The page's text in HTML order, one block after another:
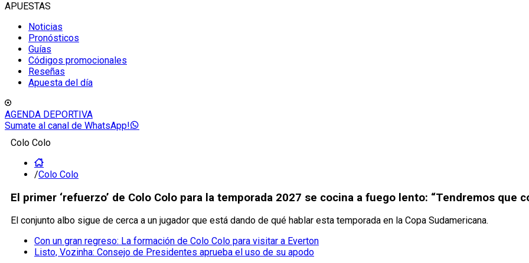
APUESTAS
Noticias
Pronósticos
Guías
Códigos promocionales
Reseñas
Apuesta del día
AGENDA DEPORTIVA
Sumate al canal de WhatsApp!
Colo Colo
/Colo Colo
El primer ‘refuerzo’ de Colo Colo para la temporada 2027 se cocina a fuego lento: “Tendremos que
El conjunto albo sigue de cerca a un jugador que está dando de qué hablar esta temporada en la Copa Sudamericana.
Con un gran regreso: La formación de Colo Colo para visitar a Everton
Listo, Vozinha: Consejo de Presidentes aprueba el uso de su apodo